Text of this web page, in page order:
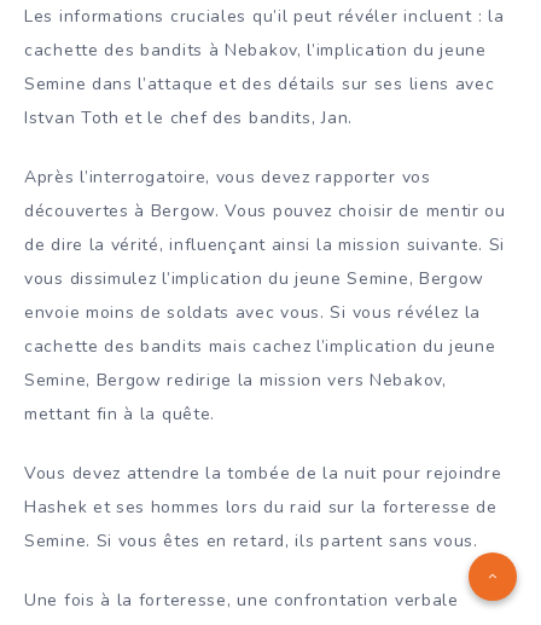
Les informations cruciales qu’il peut révéler incluent : la
cachette des bandits à Nebakov, l’implication du jeune
Semine dans l’attaque et des détails sur ses liens avec
Istvan Toth et le chef des bandits, Jan.
Après l’interrogatoire, vous devez rapporter vos
découvertes à Bergow. Vous pouvez choisir de mentir ou
de dire la vérité, influençant ainsi la mission suivante. Si
vous dissimulez l’implication du jeune Semine, Bergow
envoie moins de soldats avec vous. Si vous révélez la
cachette des bandits mais cachez l’implication du jeune
Semine, Bergow redirige la mission vers Nebakov,
mettant fin à la quête.
Vous devez attendre la tombée de la nuit pour rejoindre
Hashek et ses hommes lors du raid sur la forteresse de
Semine. Si vous êtes en retard, ils partent sans vous.
Une fois à la forteresse, une confrontation verbale